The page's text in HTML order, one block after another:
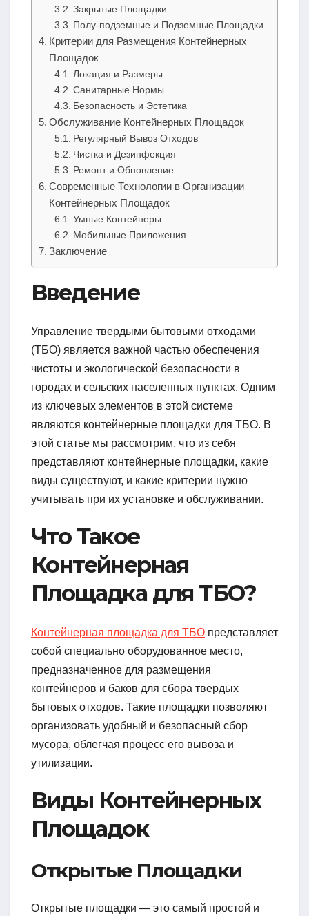
Закрытые Площадки
Полу-подземные и Подземные Площадки
Критерии для Размещения Контейнерных
Площадок
Локация и Размеры
Санитарные Нормы
Безопасность и Эстетика
Обслуживание Контейнерных Площадок
Регулярный Вывоз Отходов
Чистка и Дезинфекция
Ремонт и Обновление
Современные Технологии в Организации
Контейнерных Площадок
Умные Контейнеры
Мобильные Приложения
Заключение
Введение
Управление твердыми бытовыми отходами
(ТБО) является важной частью обеспечения
чистоты и экологической безопасности в
городах и сельских населенных пунктах. Одним
из ключевых элементов в этой системе
являются контейнерные площадки для ТБО. В
этой статье мы рассмотрим, что из себя
представляют контейнерные площадки, какие
виды существуют, и какие критерии нужно
учитывать при их установке и обслуживании.
Что Такое
Контейнерная
Площадка для ТБО?
Контейнерная площадка для ТБО представляет
собой специально оборудованное место,
предназначенное для размещения
контейнеров и баков для сбора твердых
бытовых отходов. Такие площадки позволяют
организовать удобный и безопасный сбор
мусора, облегчая процесс его вывоза и
утилизации.
Виды Контейнерных
Площадок
Открытые Площадки
Открытые площадки — это самый простой и